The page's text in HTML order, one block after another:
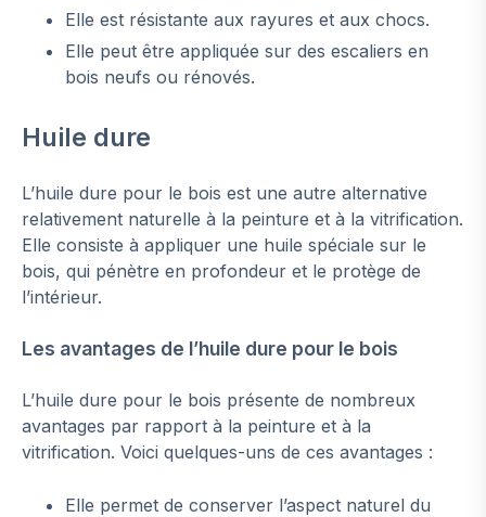
Elle est résistante aux rayures et aux chocs.
Elle peut être appliquée sur des escaliers en
bois neufs ou rénovés.
Huile dure
L’huile dure pour le bois est une autre alternative
relativement naturelle à la peinture et à la vitrification.
Elle consiste à appliquer une huile spéciale sur le
bois, qui pénètre en profondeur et le protège de
l’intérieur.
Les avantages de l’huile dure pour le bois
L’huile dure pour le bois présente de nombreux
avantages par rapport à la peinture et à la
vitrification. Voici quelques-uns de ces avantages :
Elle permet de conserver l’aspect naturel du